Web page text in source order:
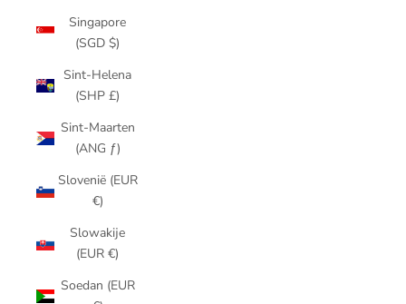
Singapore
(SGD $)
Sint-Helena
(SHP £)
Sint-Maarten
(ANG ƒ)
Slovenië (EUR
€)
Slowakije
(EUR €)
Soedan (EUR